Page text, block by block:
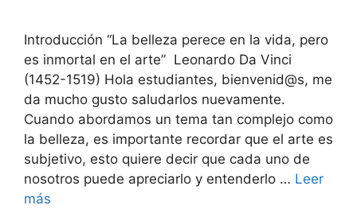
Introducción “La belleza perece en la vida, pero
es inmortal en el arte” Leonardo Da Vinci
(1452-1519) Hola estudiantes, bienvenid@s, me
da mucho gusto saludarlos nuevamente.
Cuando abordamos un tema tan complejo como
la belleza, es importante recordar que el arte es
subjetivo, esto quiere decir que cada uno de
nosotros puede apreciarlo y entenderlo … Leer
más